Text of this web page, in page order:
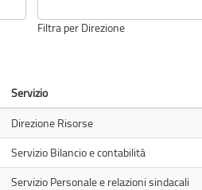
Filtra per Direzione
Servizio
Direzione Risorse
Servizio Bilancio e contabilità
Servizio Personale e relazioni sindacali